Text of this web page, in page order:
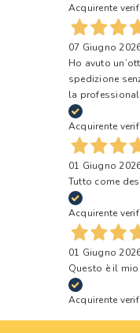
Acquirente
07 Giugno
Ho avuto
spedizione
la
Acquirente
01 Giugno
Tutto come
Acquirente
01 Giugno
Questo è il
Acquirente